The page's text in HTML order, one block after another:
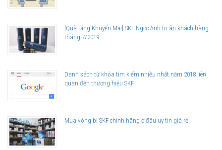
[Quà tặng Khuyến Mại] SKF Ngọc Anh tri ân khách hàng
tháng 7/2019
Danh sách từ khóa tìm kiếm nhiều nhất năm 2018 liên
quan đến thương hiệu SKF
Mua vòng bi SKF chính hãng ở đâu uy tín giá rẻ